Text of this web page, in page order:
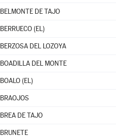
BELMONTE DE TAJO
BERRUECO (EL)
BERZOSA DEL LOZOYA
BOADILLA DEL MONTE
BOALO (EL)
BRAOJOS
BREA DE TAJO
BRUNETE